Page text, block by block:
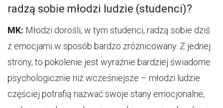
radzą sobie młodzi ludzie (studenci)?
MK: Młodzi dorośli, w tym studenci, radzą sobie dziś
z emocjami w sposób bardzo zróżnicowany. Z jednej
strony, to pokolenie jest wyraźnie bardziej świadome
psychologicznie niż wcześniejsze – młodzi ludzie
częściej potrafią nazwać swoje stany emocjonalne,